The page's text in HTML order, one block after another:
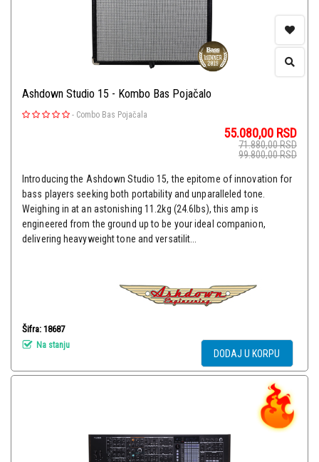
Ashdown Studio 15 - Kombo Bas Pojačalo
- Combo Bas Pojačala
55.080,00 RSD
71.880,00RSD
99.800,00RSD
Introducing the Ashdown Studio 15, the epitome of innovation for
bass players seeking both portability and unparalleled tone.
Weighing in at an astonishing 11.2kg (24.6lbs), this amp is
engineered from the ground up to be your ideal companion,
delivering heavyweight tone and versatilit...
Šifra: 18687
Na stanju
DODAJ U KORPU